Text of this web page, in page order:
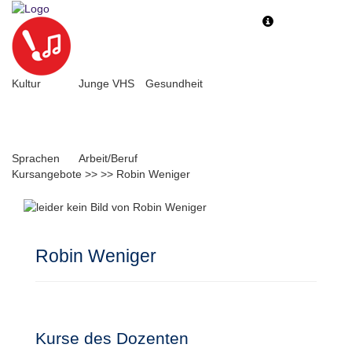
Toggle
Kultur Junge VHS Gesundheit
Sprachen
Arbeit/Beruf
Kursangebote >> >> Robin Weniger
Robin Weniger
Kurse des Dozenten